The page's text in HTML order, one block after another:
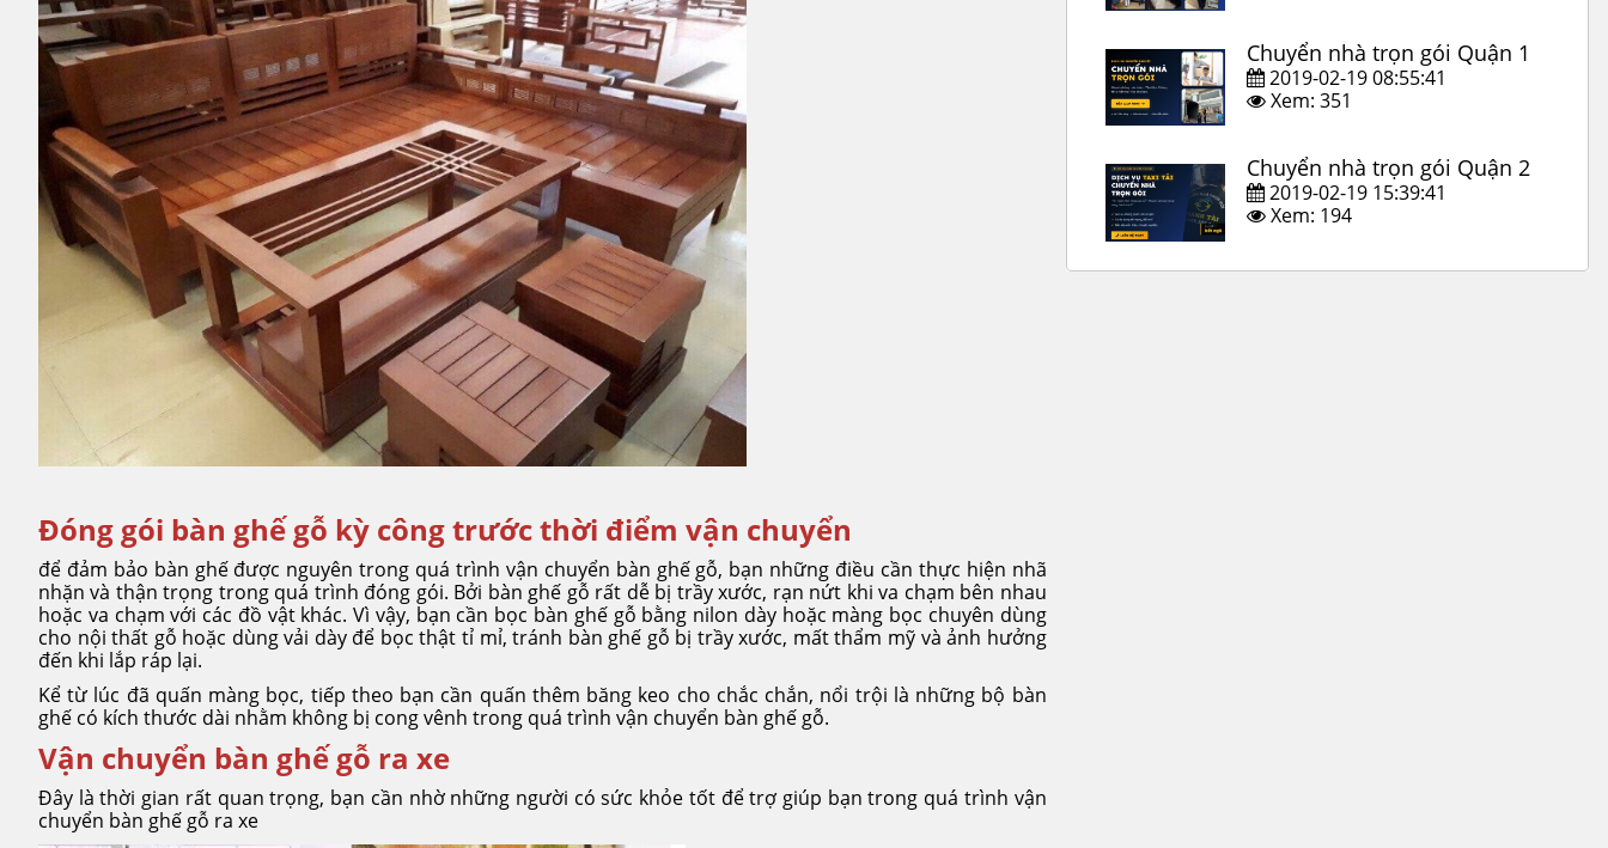
Đóng gói bàn ghế gỗ kỳ công trước thời điểm vận chuyển
để đảm bảo bàn ghế được nguyên trong quá trình vận chuyển bàn ghế gỗ, bạn những điều cần thực hiện nhã
nhặn và thận trọng trong quá trình đóng gói. Bởi bàn ghế gỗ rất dễ bị trầy xước, rạn nứt khi va chạm bên nhau
hoặc va chạm với các đồ vật khác. Vì vậy, bạn cần bọc bàn ghế gỗ bằng nilon dày hoặc màng bọc chuyên dùng
cho nội thất gỗ hoặc dùng vải dày để bọc thật tỉ mỉ, tránh bàn ghế gỗ bị trầy xước, mất thẩm mỹ và ảnh hưởng
đến khi lắp ráp lại.
Kể từ lúc đã quấn màng bọc, tiếp theo bạn cần quấn thêm băng keo cho chắc chắn, nổi trội là những bộ bàn
ghế có kích thước dài nhằm không bị cong vênh trong quá trình vận chuyển bàn ghế gỗ.
Vận chuyển bàn ghế gỗ ra xe
Đây là thời gian rất quan trọng, bạn cần nhờ những người có sức khỏe tốt để trợ giúp bạn trong quá trình vận
chuyển bàn ghế gỗ ra xe
Chuyển nhà trọn gói Quận 1
2019-02-19 08:55:41
Xem: 351
Chuyển nhà trọn gói Quận 2
2019-02-19 15:39:41
Xem: 194